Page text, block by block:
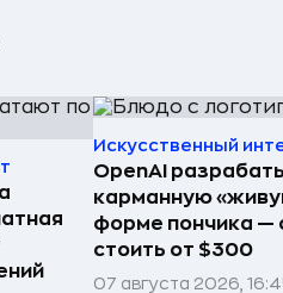
Искусственный
OpenAI
карманную
форме пончика —
стоить от $300
07 августа 2026,